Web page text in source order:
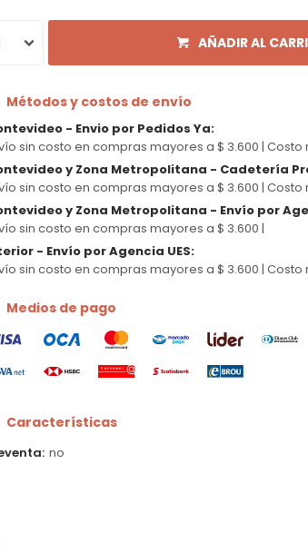
AÑADIR AL
Métodos y costos de envío
- Envio por Pedidos Ya:
sin costo en compras mayores a $ 3.600 | Costo
y Zona Metropolitana - Cadetería
sin costo en compras mayores a $ 3.600 | Costo
y Zona Metropolitana - Envío por
sin costo en compras mayores a $ 3.600 |
- Envío por Agencia UES:
sin costo en compras mayores a $ 3.600 | Costo
Medios de pago
Características
no